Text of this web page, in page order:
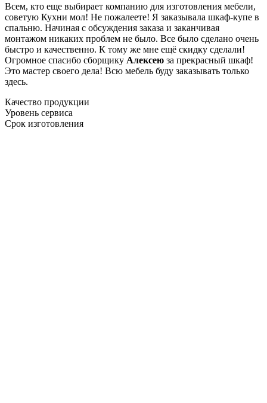
Всем, кто еще выбирает компанию для изготовления мебели,
советую Кухни мол! Не пожалеете! Я заказывала шкаф-купе в
спальню. Начиная с обсуждения заказа и заканчивая
монтажом никаких проблем не было. Все было сделано очень
быстро и качественно. К тому же мне ещё скидку сделали!
Огромное спасибо сборщику Алексею за прекрасный шкаф!
Это мастер своего дела! Всю мебель буду заказывать только
здесь.
Качество продукции
Уровень сервиса
Срок изготовления